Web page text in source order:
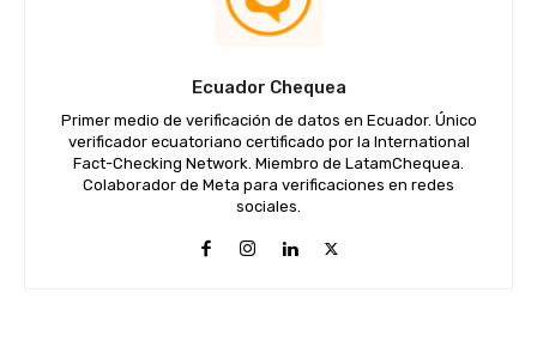
Ecuador Chequea
Primer medio de verificación de datos en Ecuador. Único
verificador ecuatoriano certificado por la International
Fact-Checking Network. Miembro de LatamChequea.
Colaborador de Meta para verificaciones en redes
sociales.